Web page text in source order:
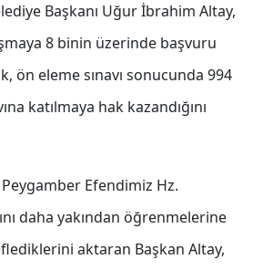
Başkanı Uğur İbrahim Altay,
8 binin üzerinde başvuru
ön eleme sınavı sonucunda 994
katılmaya hak kazandığını
Efendimiz Hz.
daha yakından öğrenmelerine
aktaran Başkan Altay,